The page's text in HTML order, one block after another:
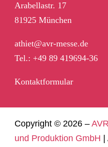
Arabellastr. 17
81925 München
athiet@avr-messe.de
Tel.: +49 89 419694-36
Kontaktformular
Copyright © 2026 –
und Produktion GmbH